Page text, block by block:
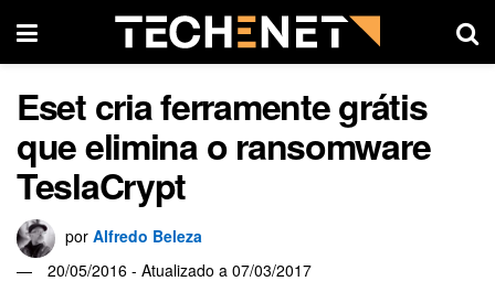
Eset cria ferramente grátis
que elimina o ransomware
TeslaCrypt
por Alfredo Beleza
20/05/2016 - Atualizado a 07/03/2017